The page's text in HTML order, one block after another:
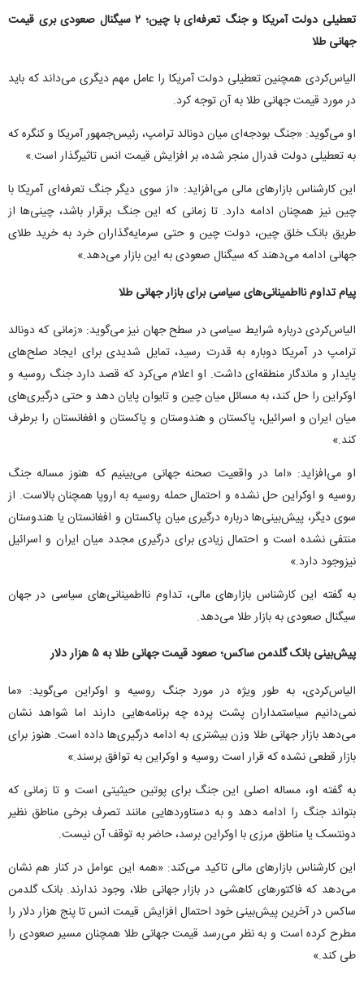
تعطیلی دولت آمریکا و جنگ تعرفه‌ای با چین؛ ۲ سیگنال صعودی بری قیمت
جهانی طلا
الیاس‌کردی همچنین تعطیلی دولت آمریکا را عامل مهم دیگری می‌داند که باید
در مورد قیمت جهانی طلا به آن توجه کرد.
او می‌گوید: «جنگ بودجه‌ای میان دونالد ترامپ، رئیس‌جمهور آمریکا و کنگره که
به تعطیلی دولت فدرال منجر شده، بر افزایش قیمت انس تاثیرگذار است.»
این کارشناس بازارهای مالی می‌افزاید: «از سوی دیگر جنگ تعرفه‌ای آمریکا با
چین نیز همچنان ادامه دارد. تا زمانی که این جنگ برقرار باشد، چینی‌ها از
طریق بانک خلق چین، دولت چین و حتی سرمایه‌گذاران خرد به خرید طلای
جهانی ادامه می‌دهند که سیگنال صعودی به این بازار می‌دهد.»
پیام تداوم نااطمینانی‌های سیاسی برای بازار جهانی طلا
الیاس‌کردی درباره شرایط سیاسی در سطح جهان نیز می‌گوید: «زمانی که دونالد
ترامپ در آمریکا دوباره به قدرت رسید، تمایل شدیدی برای ایجاد صلح‌های
پایدار و ماندگار منطقه‌ای داشت. او اعلام می‌کرد که قصد دارد جنگ روسیه و
اوکراین را حل کند، به مسائل میان چین و تایوان پایان دهد و حتی درگیری‌های
میان ایران و اسرائیل، پاکستان و هندوستان و پاکستان و افغانستان را برطرف
کند.»
او می‌افزاید: «اما در واقعیت صحنه جهانی می‌بینیم که هنوز مساله جنگ
روسیه و اوکراین حل نشده و احتمال حمله روسیه به اروپا همچنان بالاست. از
سوی دیگر، پیش‌بینی‌ها درباره درگیری میان پاکستان و افغانستان یا هندوستان
منتفی نشده است و احتمال زیادی برای درگیری مجدد میان ایران و اسرائیل
نیزوجود دارد.»
به گفته این کارشناس بازارهای مالی، تداوم نااطمینانی‌های سیاسی در جهان
سیگنال صعودی به بازار طلا می‌دهد.
پیش‌بینی بانک گلدمن ساکس؛ صعود قیمت جهانی طلا به ۵ هزار دلار
الیا‌س‌کردی، به طور ویژه در مورد جنگ روسیه و اوکراین می‌گوید: «ما
نمی‌دانیم سیاستمداران پشت پرده چه برنامه‌هایی دارند اما شواهد نشان
می‌دهد بازار جهانی طلا وزن بیشتری به ادامه درگیری‌ها داده است. هنوز برای
بازار قطعی نشده که قرار است روسیه و اوکراین به توافق برسند.»
به گفته او، مساله اصلی این جنگ برای پوتین حیثیتی است و تا زمانی که
بتواند جنگ را ادامه دهد و به دستاوردهایی مانند تصرف برخی مناطق نظیر
دونتسک یا مناطق مرزی با اوکراین برسد، حاضر به توقف آن نیست.
این کارشناس بازارهای مالی تاکید می‌کند: «همه این عوامل در کنار هم نشان
می‌دهد که فاکتورهای کاهشی در بازار جهانی طلا، وجود ندارند. بانک گلدمن
ساکس در آخرین پیش‌بینی خود احتمال افزایش قیمت انس تا پنج هزار دلار را
مطرح کرده است و به نظر می‌رسد قیمت جهانی طلا همچنان مسیر صعودی را
طی کند.»